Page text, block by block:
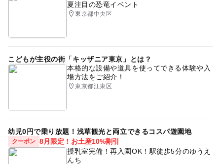
夏注目の恐竜イベント
東京都中央区
こどもが主役の街「キッザニア東京」とは？
本格的な設備や道具を使ってできる体験や入
場方法をご紹介！
東京都江東区
幼児0円で乗り放題！浅草観光と両立できるコスパ遊園地
クーポン 8月限定！お土産10%割引
授乳室完備！再入園OK！駅徒歩5分のゆうえ
んち